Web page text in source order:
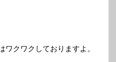
ワクワクしておりますよ。